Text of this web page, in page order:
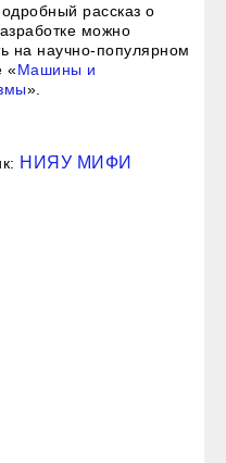
рассказ о
можно
на научно-популярном
«Машины и
».
НИЯУ МИФИ